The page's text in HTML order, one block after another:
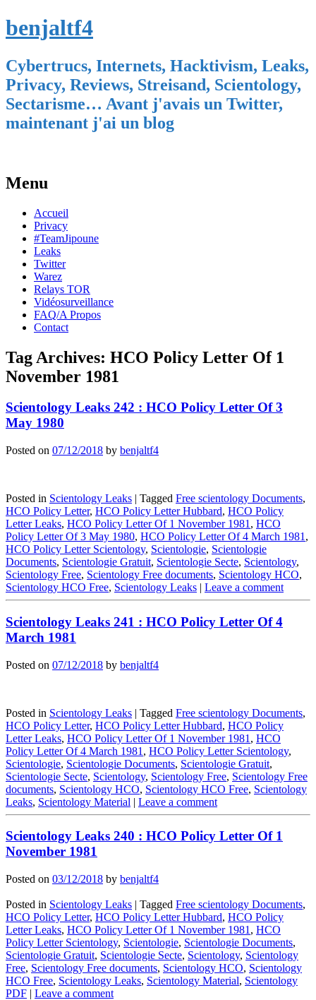
benjaltf4
Cybertrucs, Internets, Hacktivism, Leaks,
Privacy, Reviews, Streisand, Scientology,
Sectarisme… Avant j'avais un Twitter,
maintenant j'ai un blog
Menu
Skip
content
Accueil
Privacy
#TeamJipoune
Leaks
Twitter
Warez
Relays TOR
Vidéosurveillance
FAQ/A Propos
Contact
Tag Archives: HCO Policy Letter Of 1
November 1981
Scientology Leaks 242 : HCO Policy Letter Of 3
May 1980
Posted on 07/12/2018 by benjaltf4
Posted in Scientology Leaks | Tagged Free scientology Documents,
HCO Policy Letter, HCO Policy Letter Hubbard, HCO Policy
Letter Leaks, HCO Policy Letter Of 1 November 1981 , HCO
Policy Letter Of 3 May 1980, HCO Policy Letter Of 4 March 1981 ,
HCO Policy Letter Scientology, Scientologie, Scientologie
Documents, Scientologie Gratuit, Scientologie Secte, Scientology,
Scientology Free, Scientology Free documents, Scientology HCO,
Scientology HCO Free, Scientology Leaks | Leave a comment
Scientology Leaks 241 : HCO Policy Letter Of 4
March 1981
Posted on 07/12/2018 by benjaltf4
Posted in Scientology Leaks | Tagged Free scientology Documents,
HCO Policy Letter, HCO Policy Letter Hubbard, HCO Policy
Letter Leaks, HCO Policy Letter Of 1 November 1981 , HCO
Policy Letter Of 4 March 1981 , HCO Policy Letter Scientology,
Scientologie, Scientologie Documents, Scientologie Gratuit,
Scientologie Secte, Scientology, Scientology Free, Scientology Free
documents, Scientology HCO, Scientology HCO Free, Scientology
Leaks, Scientology Material | Leave a comment
Scientology Leaks 240 : HCO Policy Letter Of 1
November 1981
Posted on 03/12/2018 by benjaltf4
Posted in Scientology Leaks | Tagged Free scientology Documents,
HCO Policy Letter, HCO Policy Letter Hubbard, HCO Policy
Letter Leaks, HCO Policy Letter Of 1 November 1981 , HCO
Policy Letter Scientology, Scientologie, Scientologie Documents,
Scientologie Gratuit, Scientologie Secte, Scientology, Scientology
Free, Scientology Free documents, Scientology HCO, Scientology
HCO Free, Scientology Leaks, Scientology Material, Scientology
PDF | Leave a comment